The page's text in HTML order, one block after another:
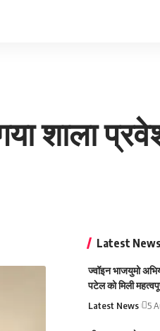
शाला
Latest News
ज्वॉइन भाजयुमो
पटेल को मिली
Latest News 5